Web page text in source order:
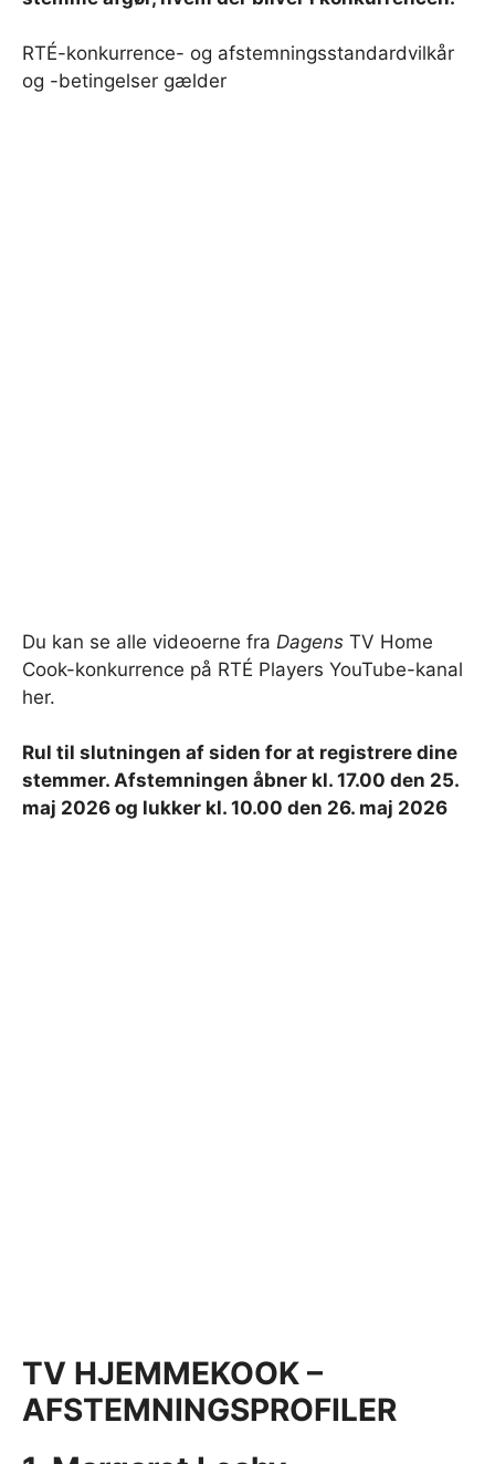
RTÉ-konkurrence- og afstemningsstandardvilkår
og -betingelser gælder
Du kan se alle videoerne fra Dagens TV Home
Cook-konkurrence på RTÉ Players YouTube-kanal
her.
Rul til slutningen af ​​siden for at registrere dine
stemmer. Afstemningen åbner kl. 17.00 den 25.
maj 2026 og lukker kl. 10.00 den 26. maj 2026
TV HJEMMEKOOK –
AFSTEMNINGSPROFILER